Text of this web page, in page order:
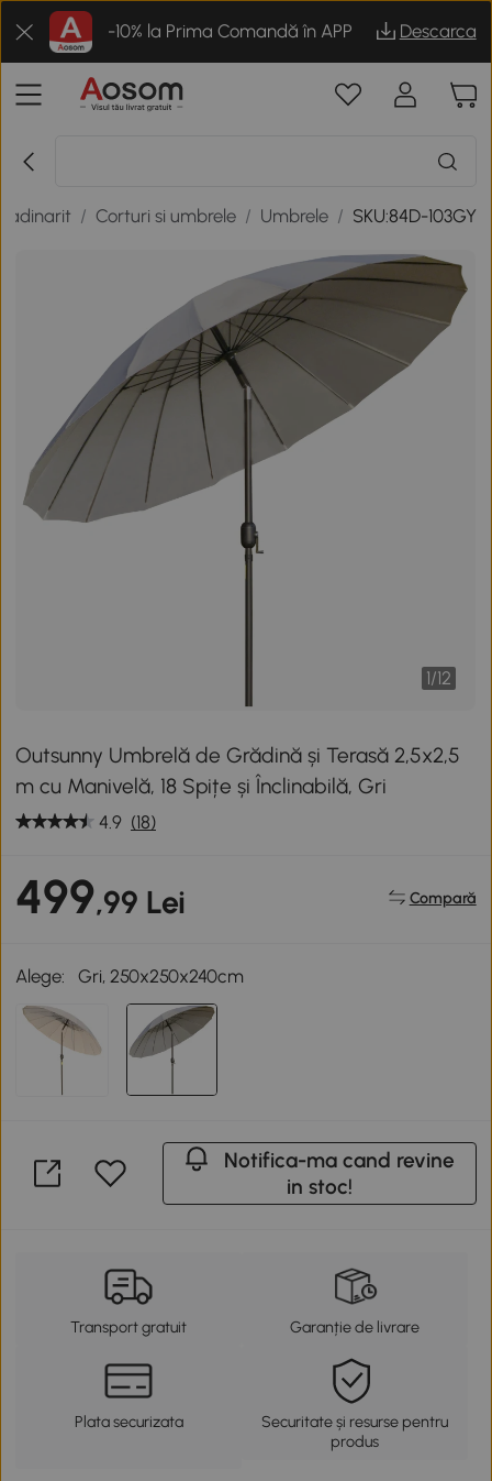
-10% la Prima Comandă în APP Descarca
/ Corturi si umbrele / Umbrele / SKU:84D-103GY
1/12
Outsunny Umbrelă de Grădină și Terasă 2,5x2,5
m cu Manivelă, 18 Spițe și Înclinabilă, Gri
4.9 (18)
499,99 Lei Compară
Alege: Gri, 250x250x240cm
Notifica-ma cand revine
in stoc!
Transport gratuit Garanție de livrare
Plata securizata
Securitate și resurse pentru
produs